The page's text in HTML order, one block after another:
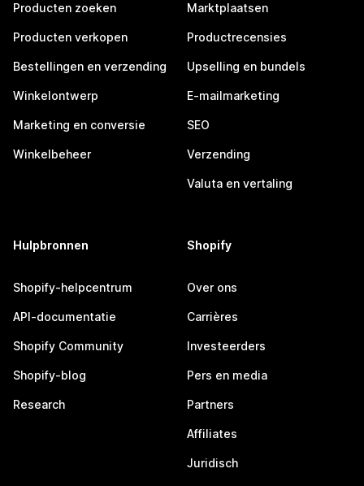
Producten zoeken
Producten verkopen
Bestellingen en verzending
Winkelontwerp
Marketing en conversie
Winkelbeheer
Marktplaatsen
Productrecensies
Upselling en bundels
E-mailmarketing
SEO
Verzending
Valuta en vertaling
Hulpbronnen
Shopify-helpcentrum
API-documentatie
Shopify Community
Shopify-blog
Research
Shopify
Over ons
Carrières
Investeerders
Pers en media
Partners
Affiliates
Juridisch